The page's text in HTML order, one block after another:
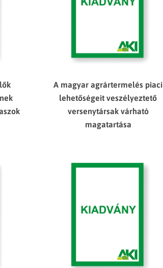
A magyar agrártermelés piaci
lehetőségeit veszélyeztető
versenytársak várható
magatartása